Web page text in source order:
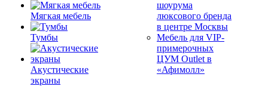
Мягкая мебель
Тумбы
Акустические
экраны
шоурума
люксового бренда
в центре Москвы
Мебель для VIP-
примерочных
ЦУМ Outlet в
«Афимолл»